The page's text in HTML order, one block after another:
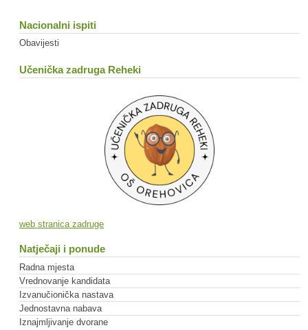
Nacionalni ispiti
Obavijesti
Učenička zadruga Reheki
web stranica zadruge
Natječaji i ponude
Radna mjesta
Vrednovanje kandidata
Izvanučionička nastava
Jednostavna nabava
Iznajmljivanje dvorane